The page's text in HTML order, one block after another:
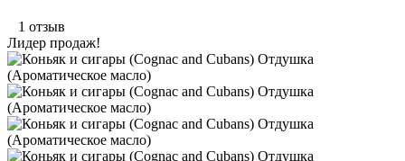
1 отзыв
Лидер продаж!